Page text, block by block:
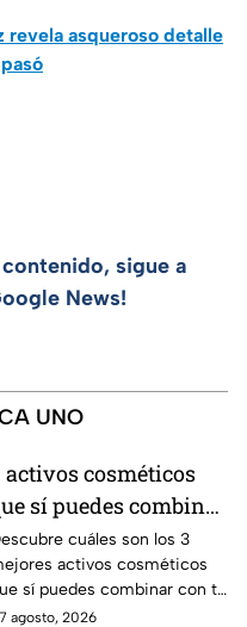
revela asqueroso detalle
sigue a
News!
UNO
activos cosméticos
sí puedes combinar
tu suero de
C sin riesgo
manchas
cuáles son los 3
activos cosméticos
sí puedes combinar con tu
de vitamina C sin riesgo
agosto, 2026